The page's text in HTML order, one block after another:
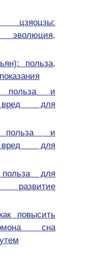
цзяоцзы:
эволюция,
польза,
польза и
для
польза и
для
для
повысить
сна